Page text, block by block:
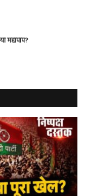
महापाप?